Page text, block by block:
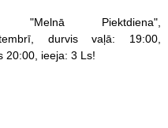
"Melnā Piektdiena",
durvis vaļā: 19:00,
20:00, ieeja: 3 Ls!